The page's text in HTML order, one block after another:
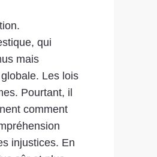
qui
mais
Les lois
Pourtant, il
comment
injustices. En